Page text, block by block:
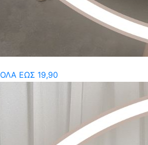
ΟΛΑ ΕΩΣ 19,90